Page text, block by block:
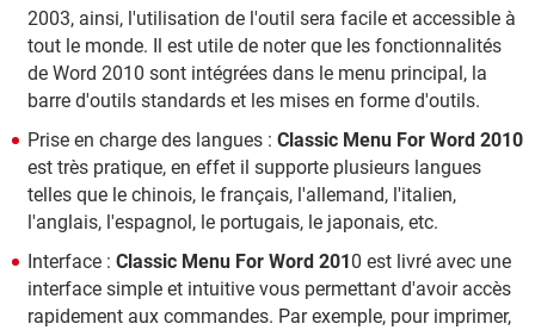
2003, ainsi, l'utilisation de l'outil sera facile et accessible à
tout le monde. Il est utile de noter que les fonctionnalités
de Word 2010 sont intégrées dans le menu principal, la
barre d'outils standards et les mises en forme d'outils.
Prise en charge des langues : Classic Menu For Word 2010
est très pratique, en effet il supporte plusieurs langues
telles que le chinois, le français, l'allemand, l'italien,
l'anglais, l'espagnol, le portugais, le japonais, etc.
Interface : Classic Menu For Word 2010 est livré avec une
interface simple et intuitive vous permettant d'avoir accès
rapidement aux commandes. Par exemple, pour imprimer,